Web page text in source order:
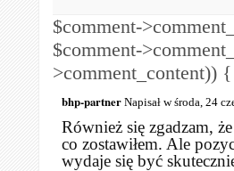
$comment-
$comment-
>comment_content))
bhp-partner Napisał w środa, 24
Również się zgadzam,
co zostawiłem. Ale
wydaje się być